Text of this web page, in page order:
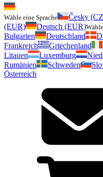
Wähle eine Sprache Česky
(EUR)
Deutsch (EUR)
Bulgarien
Deutschland
Frankreich
Griechenland
Litauen
Luxemburg
Rumänien
Schweden
Österreich